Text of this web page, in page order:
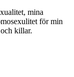
mina
för min
killar.